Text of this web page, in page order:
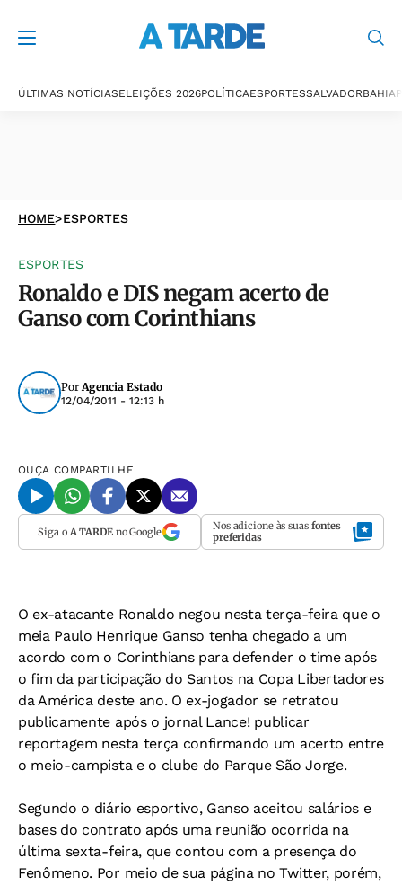
ÚLTIMAS NOTÍCIASELEIÇÕES 2026POLÍTICAESPORTESSALVADORBAHIA
HOME>ESPORTES
ESPORTES
Ronaldo e DIS negam acerto de
Ganso com Corinthians
PorAgencia Estado
12/04/2011 - 12:13 h
OUÇA COMPARTILHE
Siga o A TARDEno Google Nos adicione às suas fontes
preferidas
O ex-atacante Ronaldo negou nesta terça-feira que o
meia Paulo Henrique Ganso tenha chegado a um
acordo com o Corinthians para defender o time após
o fim da participação do Santos na Copa Libertadores
da América deste ano. O ex-jogador se retratou
publicamente após o jornal Lance!publicar
reportagem nesta terça confirmando um acerto entre
o meio-campista e o clube do Parque São Jorge.
Segundo o diário esportivo, Ganso aceitou salários e
bases do contrato após uma reunião ocorrida na
última sexta-feira, que contou com a presença do
Fenômeno. Por meio de sua página no Twitter, porém,